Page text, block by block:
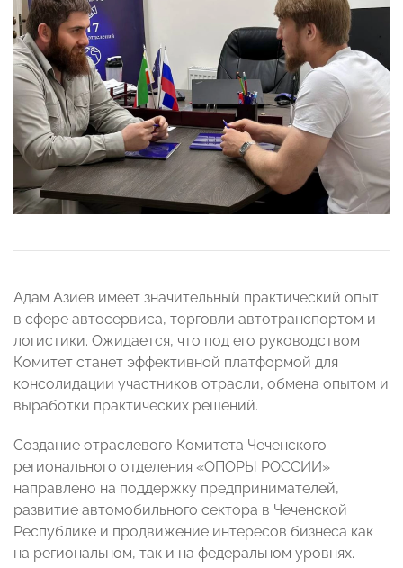
Адам Азиев имеет значительный практический опыт
в сфере автосервиса, торговли автотранспортом и
логистики. Ожидается, что под его руководством
Комитет станет эффективной платформой для
консолидации участников отрасли, обмена опытом и
выработки практических решений.
Создание отраслевого Комитета Чеченского
регионального отделения «ОПОРЫ РОССИИ»
направлено на поддержку предпринимателей,
развитие автомобильного сектора в Чеченской
Республике и продвижение интересов бизнеса как
на региональном, так и на федеральном уровнях.